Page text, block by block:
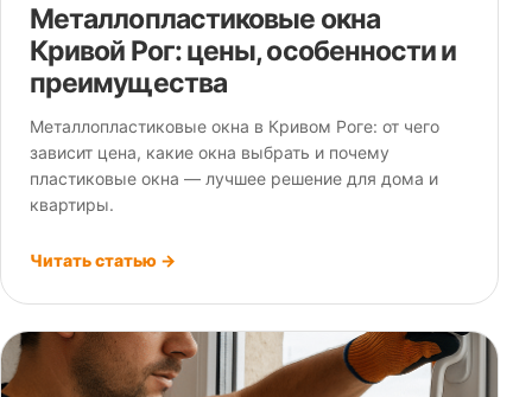
Металлопластиковые окна
Кривой Рог: цены, особенности и
преимущества
Металлопластиковые окна в Кривом Роге: от чего
зависит цена, какие окна выбрать и почему
пластиковые окна — лучшее решение для дома и
квартиры.
Читать статью →